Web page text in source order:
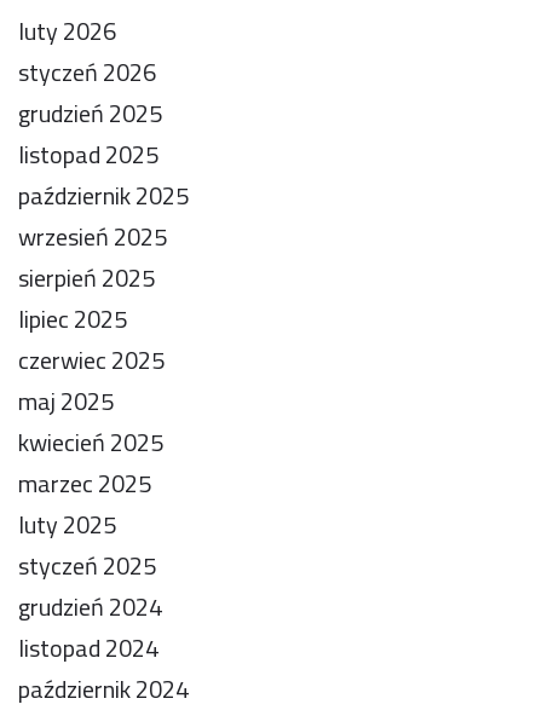
luty 2026
styczeń 2026
grudzień 2025
listopad 2025
październik 2025
wrzesień 2025
sierpień 2025
lipiec 2025
czerwiec 2025
maj 2025
kwiecień 2025
marzec 2025
luty 2025
styczeń 2025
grudzień 2024
listopad 2024
październik 2024